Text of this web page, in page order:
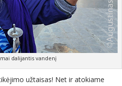
dalijantis vandenį
užtaisas! Net ir atokiame